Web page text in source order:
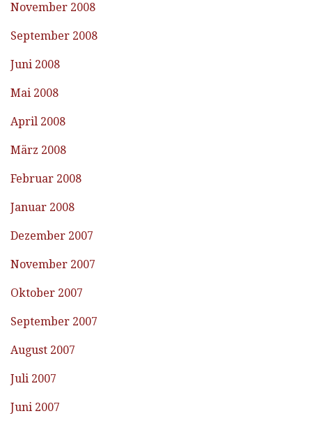
November 2008
September 2008
Juni 2008
Mai 2008
April 2008
März 2008
Februar 2008
Januar 2008
Dezember 2007
November 2007
Oktober 2007
September 2007
August 2007
Juli 2007
Juni 2007